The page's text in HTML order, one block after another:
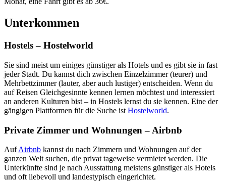
Unterkommen
Hostels – Hostelworld
Sie sind meist um einiges günstiger als Hotels und es gibt sie in fast
jeder Stadt. Du kannst dich zwischen Einzelzimmer (teurer) und
Mehrbettzimmer (lauter, aber auch lustiger) entscheiden. Wenn du
auf Reisen Gleichgesinnte kennen lernen möchtest und interessiert
an anderen Kulturen bist – in Hostels lernst du sie kennen. Eine der
gängigen Plattformen für die Suche ist Hostelworld.
Private Zimmer und Wohnungen – Airbnb
AufAirbnb kannst du nach Zimmern und Wohnungen auf der
ganzen Welt suchen, die privat tageweise vermietet werden. Die
Unterkünfte sind je nach Ausstattung meistens günstiger als Hotels
und oft liebevoll und landestypisch eingerichtet.